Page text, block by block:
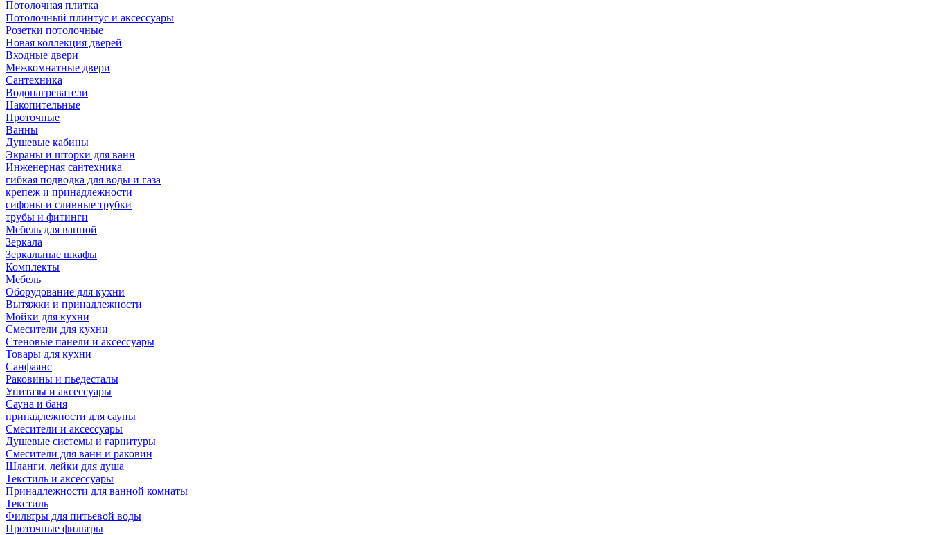
Потолочная плитка
Потолочный плинтус и аксессуары
Розетки потолочные
Новая коллекция дверей
Входные двери
Межкомнатные двери
Сантехника
Водонагреватели
Накопительные
Проточные
Ванны
Душевые кабины
Экраны и шторки для ванн
Инженерная сантехника
гибкая подводка для воды и газа
крепеж и принадлежности
сифоны и сливные трубки
трубы и фитинги
Мебель для ванной
Зеркала
Зеркальные шкафы
Комплекты
Мебель
Оборудование для кухни
Вытяжки и принадлежности
Мойки для кухни
Смесители для кухни
Стеновые панели и аксессуары
Товары для кухни
Санфаянс
Раковины и пьедесталы
Унитазы и аксессуары
Сауна и баня
принадлежности для сауны
Смесители и аксессуары
Душевые системы и гарнитуры
Смесители для ванн и раковин
Шланги, лейки для душа
Текстиль и аксессуары
Принадлежности для ванной комнаты
Текстиль
Фильтры для питьевой воды
Проточные фильтры